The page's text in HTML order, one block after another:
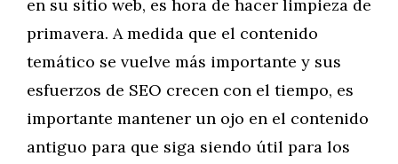
en su sitio web, es hora de hacer limpieza de
primavera. A medida que el contenido
temático se vuelve más importante y sus
esfuerzos de SEO crecen con el tiempo, es
importante mantener un ojo en el contenido
antiguo para que siga siendo útil para los